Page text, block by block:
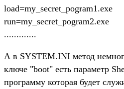
load=my_secret_pogram1.exe
run=my_secret_pogram2.exe
.............
А в SYSTEM.INI метод
ключе "boot" есть параметр
программу которая будет